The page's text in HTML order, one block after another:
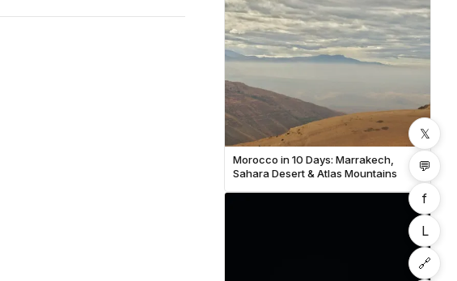
Morocco in 10 Days: Marrakech,
Sahara Desert & Atlas Mountains
𝕏
💬
f
L
🔗